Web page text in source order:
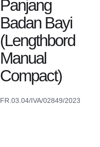
Panjang
Badan Bayi
(Lengthbord
Manual
Compact)
FR.03.04/IVA/02849/2023